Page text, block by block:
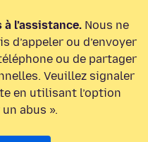
l’assistance.Nous ne
d’appeler ou d’envoyer
ou de partager
Veuillez signaler
en utilisant l’option
abus ».